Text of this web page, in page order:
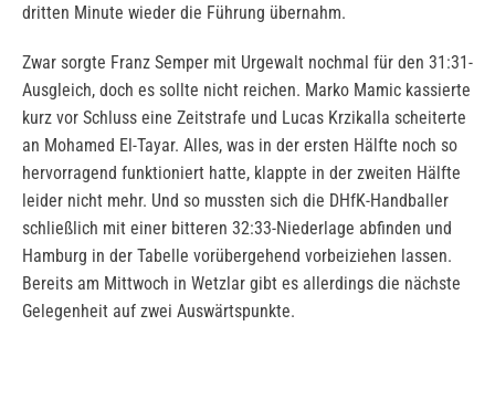
dritten Minute wieder die Führung übernahm.
Zwar sorgte Franz Semper mit Urgewalt nochmal für den 31:31-
Ausgleich, doch es sollte nicht reichen. Marko Mamic kassierte
kurz vor Schluss eine Zeitstrafe und Lucas Krzikalla scheiterte
an Mohamed El-Tayar. Alles, was in der ersten Hälfte noch so
hervorragend funktioniert hatte, klappte in der zweiten Hälfte
leider nicht mehr. Und so mussten sich die DHfK-Handballer
schließlich mit einer bitteren 32:33-Niederlage abfinden und
Hamburg in der Tabelle vorübergehend vorbeiziehen lassen.
Bereits am Mittwoch in Wetzlar gibt es allerdings die nächste
Gelegenheit auf zwei Auswärtspunkte.